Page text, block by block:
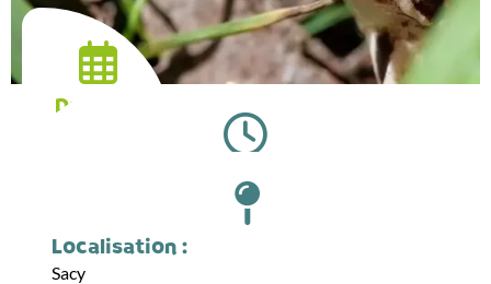
Date :
Localisation :
Sacy